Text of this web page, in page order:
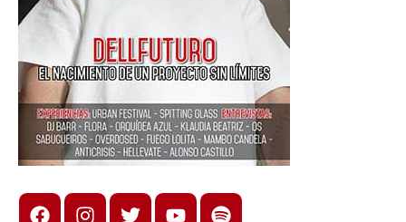
FacebookInstagram
X youtubespotify